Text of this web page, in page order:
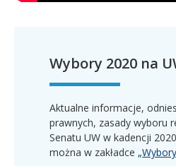
Wybory 2020 na
Aktualne informacje,
prawnych, zasady wyboru
Senatu UW w kadencji
można w zakładce